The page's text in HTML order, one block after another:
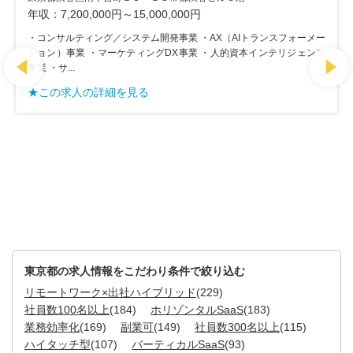
年収：7,200,000円～15,000,000円
・コンサルティング／システム開発事業 ・AX（AIトランスフォーメー
ション）事業 ・マーケティングDX事業 ・人的資本インテリジェンス
事業 ・サ...
★この求人の詳細を見る
東京都の求人情報をこだわり条件で絞り込む
リモートワーク×出社ハイブリッド(229)
社員数100名以上(184) ホリゾンタルSaaS(183)
業務効率化(169) 副業可(149) 社員数300名以上(115)
ハイタッチ型(107) バーティカルSaaS(93)